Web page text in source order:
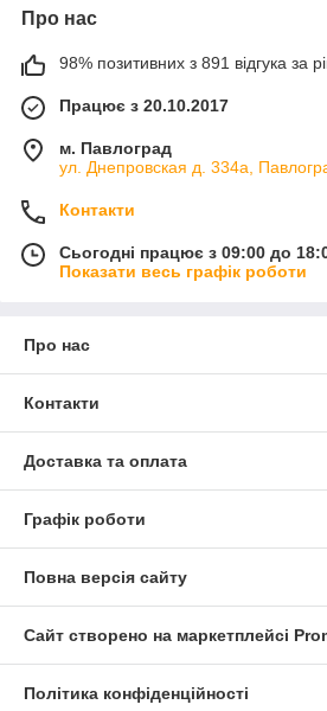
Про нас
98% позитивних з 891 відгука за
Працює з 20.10.2017
м. Павлоград
ул. Днепровская д. 334а,
Контакти
Сьогодні працює з 09:00 до
Показати весь графік роботи
Про нас
Контакти
Доставка та оплата
Графік роботи
Повна версія сайту
Сайт створено на маркетплейсі
Політика конфіденційності